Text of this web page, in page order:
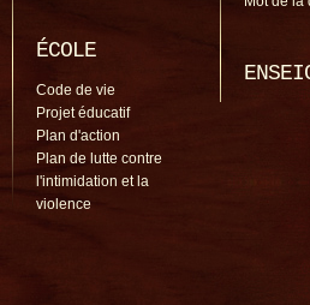
ÉCOLE
Code de vie
Projet éducatif
Plan d'action
Plan de lutte contre
l'intimidation et la
violence